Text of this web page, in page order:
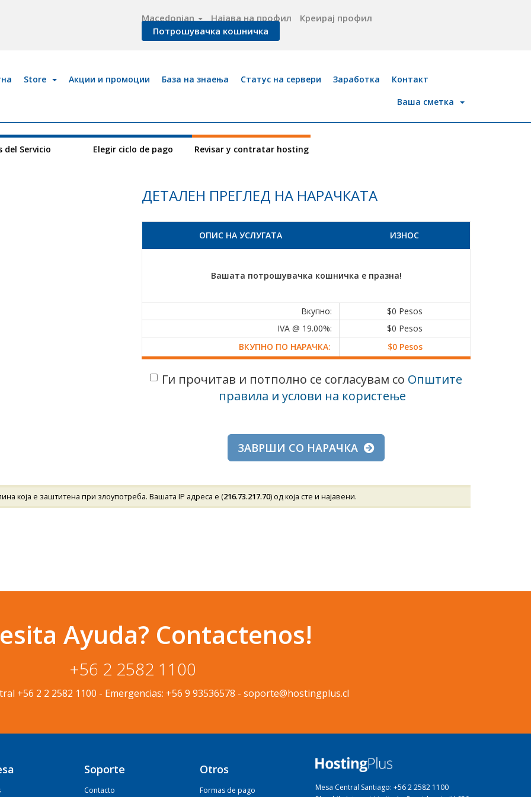
Macedonian Најава на профил
Креирај профил
Потрошувачка кошничка
Store Акции и промоции База на знаења Статус на сервери Заработка
Контакт
Ваша сметка
del Servicio Elegir ciclo de pago Revisar y contratar hosting
ДЕТАЛЕН ПРЕГЛЕД НА НАРАЧКАТА
ОПИС НА УСЛУГАТА ИЗНОС
Вашата потрошувачка кошничка е празна!
Вкупно:
$0 Pesos
IVA @ 19.00%:
$0 Pesos
ВКУПНО ПО НАРАЧКА:
$0 Pesos
Ги прочитав и потполно се согласувам со Општите
правила и услови на користење
која е заштитена при злоупотреба. Вашата IP адреса е (216.73.217.70) од која сте и најавени.
Ayuda? Contactenos!
+56 2 2582 1100
+56 2 2 2582 1100 - Emergencias: +56 9 93536578 - soporte@hostingplus.cl
Soporte
Contacto
Otros
Formas de pago
Mesa Central Santiago: +56 2 2582 1100